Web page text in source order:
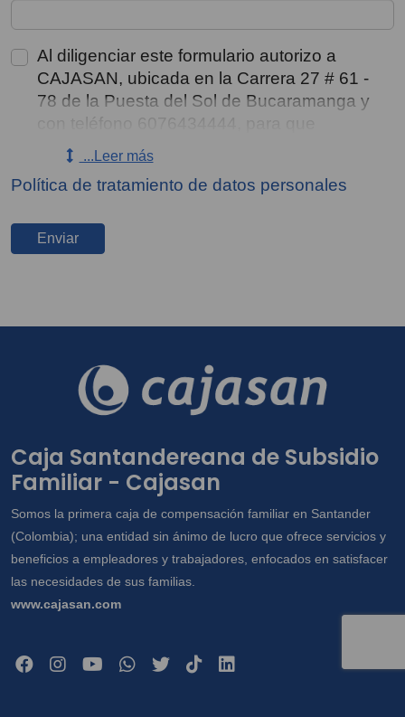
Al diligenciar este formulario autorizo a
CAJASAN, ubicada en la Carrera 27 # 61 -
78 de la Puesta del Sol de Bucaramanga y
con teléfono 6076434444, para que
recolecte, almacene, use, circule y/o
suprima mis datos personales y los de mis
representados, consignados en este medio
de datos sensibles y de menores de edad
aun conociendo que no estoy obligado a
comerciales, a través de correo electrónico,
aplicaciones web y mensajes SMS; y en
general para las demás finalidades
incorporadas en la Política de Tratamiento
www.cajasan.com, la cual declaro conocer
y saber que en esta se especifican cuáles
datos sensibles, y en especial para que
sean compartidos con terceros con quienes
la Caja tienen alianzas y/o convenios para
la construcción de viviendas. Así mismo,
conozco que como titular me asisten los
derechos a conocer, actualizar, rectificar y
...Leer más
Política de tratamiento de datos personales
Enviar
Caja Santandereana de Subsidio
Familiar - Cajasan
Somos la primera caja de compensación familiar en Santander
(Colombia); una entidad sin ánimo de lucro que ofrece servicios y
beneficios a empleadores y trabajadores, enfocados en satisfacer
las necesidades de sus familias.
www.cajasan.com